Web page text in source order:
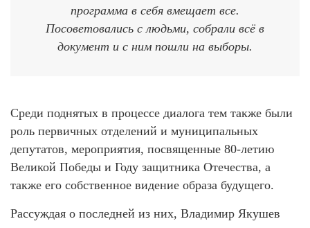
программа в себя вмещает все.
Посоветовались с людьми, собрали всё в
документ и с ним пошли на выборы.
Среди поднятых в процессе диалога тем также были
роль первичных отделений и муниципальных
депутатов, мероприятия, посвященные 80-летию
Великой Победы и Году защитника Отечества, а
также его собственное видение образа будущего.
Рассуждая о последней из них, Владимир Якушев